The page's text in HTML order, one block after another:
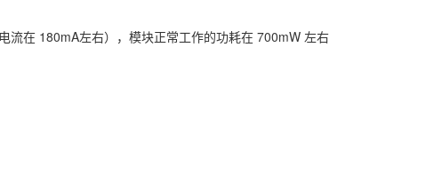
在 180mA左右），模块正常工作的功耗在 700mW 左右